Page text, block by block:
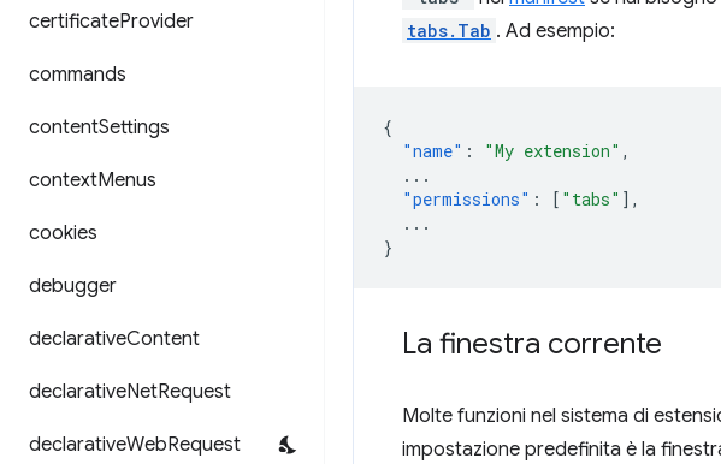
certificateProvider
commands
contentSettings
contextMenus
cookies
debugger
declarativeContent
declarativeNetRequest
declarativeWebRequest
tabs.Tab . Ad esempio:
{
"name" : "My extension" ,
...
"permissions" : [ "tabs" ],
...
}
La finestra corrente
Molte funzioni nel sistema di
impostazione predefinita è la